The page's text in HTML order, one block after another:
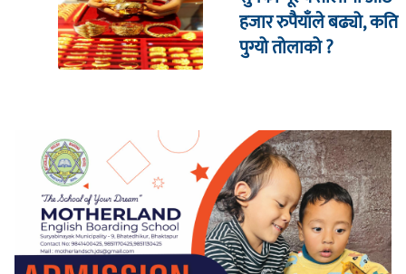
हजार रुपैयाँले बढ्यो, कति
पुग्यो तोलाको ?